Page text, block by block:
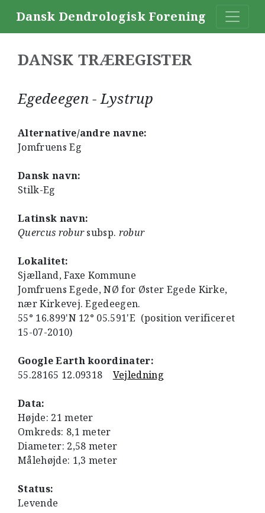
Dansk Dendrologisk Forening
DANSK TRÆREGISTER
Egedeegen - Lystrup
Alternative/andre navne:
Jomfruens Eg
Dansk navn:
Stilk-Eg
Latinsk navn:
Quercus robursubsp. robur
Lokalitet:
Sjælland, Faxe Kommune
Jomfruens Egede, NØ for Øster Egede Kirke,
nær Kirkevej. Egedeegen.
55° 16.899'N 12° 05.591'E (position verificeret
15-07-2010)
Google Earth koordinater:
55.28165 12.09318 Vejledning
Data:
Højde: 21 meter
Omkreds: 8,1 meter
Diameter: 2,58 meter
Målehøjde: 1,3 meter
Status:
Levende